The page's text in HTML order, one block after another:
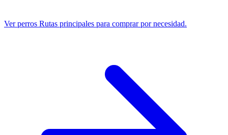
Ver perros Rutas principales para comprar por necesidad.